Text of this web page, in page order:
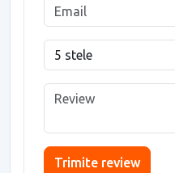
Trimite review